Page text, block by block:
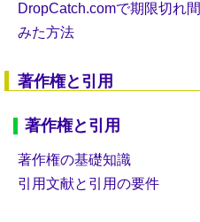
DropCatch.comで期限切れ
みた方法
著作権と引用
著作権と引用
著作権の基礎知識
引用文献と引用の要件